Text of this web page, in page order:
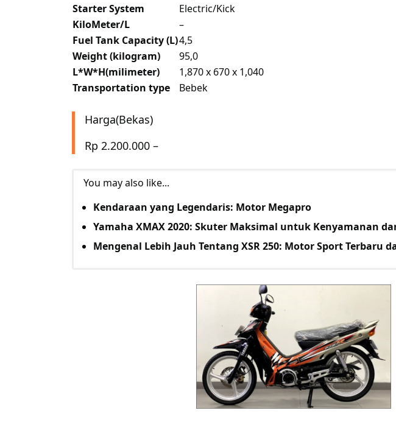
Starter System
Electric/Kick
KiloMeter/L
–
Fuel Tank Capacity (L)4,5
Weight (kilogram)
95,0
L*W*H(milimeter)
1,870 x 670 x 1,040
Transportation type
Bebek
Harga(Bekas)
Rp 2.200.000 –
You may also like...
Kendaraan yang Legendaris: Motor Megapro
Yamaha XMAX 2020: Skuter Maksimal untuk Kenyamanan
Mengenal Lebih Jauh Tentang XSR 250: Motor Sport Terbaru